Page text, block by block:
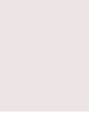
poskrbi ”harpuniranje”